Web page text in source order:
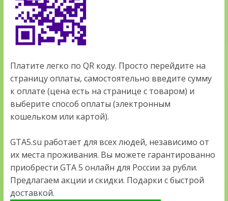
Платите легко по QR коду. Просто перейдите на
страницу оплаты, самостоятельно введите сумму
к оплате (цена есть на странице с товаром) и
выберите способ оплаты (электронным
кошельком или картой).
GTA5.su работает для всех людей, независимо от
их места проживания. Вы можете гарантированно
приобрести GTA 5 онлайн для России за рубли.
Предлагаем акции и скидки. Подарки с быстрой
доставкой.